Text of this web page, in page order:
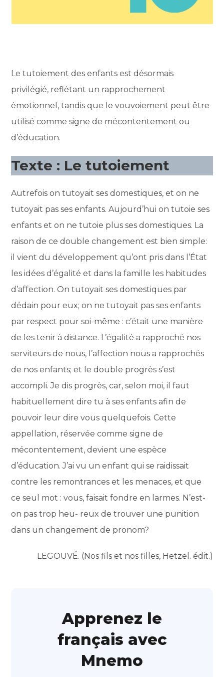
Le tutoiement des enfants est désormais
privilégié, reflétant un rapprochement
émotionnel, tandis que le vouvoiement peut être
utilisé comme signe de mécontentement ou
d’éducation.
Texte : Le tutoiement
Autrefois on tutoyait ses domestiques, et on ne
tutoyait pas ses enfants. Aujourd’hui on tutoie ses
enfants et on ne tutoie plus ses domestiques. La
raison de ce double changement est bien simple:
il vient du développement qu’ont pris dans l’État
les idées d’égalité et dans la famille les habitudes
d’affection. On tutoyait ses domestiques par
dédain pour eux; on ne tutoyait pas ses enfants
par respect pour soi-même : c’était une manière
de les tenir à distance. L’égalité a rapproché nos
serviteurs de nous, l’affection nous a rapprochés
de nos enfants; et le double progrès s’est
accompli. Je dis progrès, car, selon moi, il faut
habituellement dire tu à ses enfants afin de
pouvoir leur dire vous quelquefois. Cette
appellation, réservée comme signe de
mécontentement, devient une espèce
d’éducation. J’ai vu un enfant qui se raidissait
contre les remontrances et les menaces, et que
ce seul mot : vous, faisait fondre en larmes. N’est-
on pas trop heu- reux de trouver une punition
dans un changement de pronom?
LEGOUVÉ. (Nos fils et nos filles, Hetzel. édit.)
Apprenez le
français avec
Mnemo